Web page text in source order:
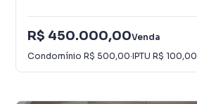
R$ 450.000,00Venda
Condomínio R$ 500,00·IPTU R$ 100,00